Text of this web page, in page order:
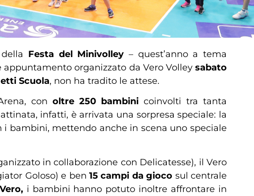
Festa del Minivolley – quest’anno a tema
appuntamento organizzato da Vero Volley sabato
Scuola, non ha tradito le attese.
conoltre 250 bambini coinvolti tra tanta
infatti, è arrivata una sorpresa speciale: la
bambini, mettendo anche in scena uno speciale
in collaborazione con Delicatesse), il Vero
Goloso) e ben 15 campi da gioco sul centrale
i bambini hanno potuto inoltre affrontare in